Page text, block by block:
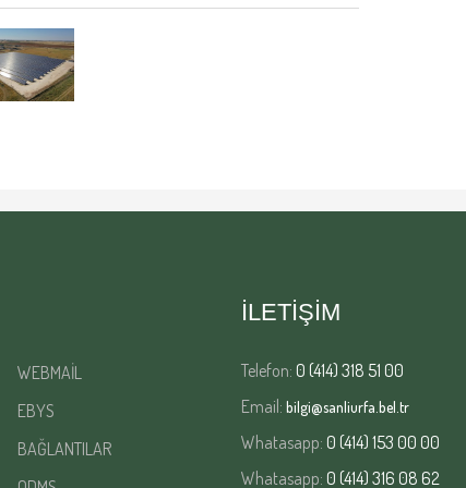
WEBMAİL
EBYS
BAĞLANTILAR
İLETİŞİM
Telefon: 0 (414) 318 51 00
Email: bilgi@sanliurfa.bel.tr
Whatasapp: 0 (414) 153 00 00
Whatasapp: 0 (414) 316 08 62